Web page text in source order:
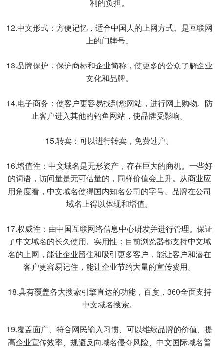
利的负担。
12.中文形式：方便记忆，适合中国人的上网方式。是互联网
上的门牌号。
13.品牌保护：保护商标和企业简称，使更多的公众了解企业
文化和品牌。
14.电子商务：使客户更容易找到您网站，进行网上购物。防
止客户进入其他的钓鱼网站，使品牌受影响。
15.转卖：可以进行转卖，免费过户。
16.增值性：中文域名是无形资产，存在巨大的商机。一些好
的词语，访问量是无可估量的，同样价值会上升。从商业应
用角度看，中文域名使得国内知名公司的字号、品牌在公司
域名上得以体现和增值。
17.权威性：由中国互联网络信息中心研发并进行管理。保证
了中文域名的长久使用。实用性：目前浏览器都支持中文域
名的上网，能让企业留住和吸引更多客户，能让客户和潜在
客户更容易记住，能让企业节约大量的宣传费用。
18.具有覆盖各大搜索引擎直达的功能，百度，360全面支持
中文域名搜索。
19.覆盖面广、符合网民输入习惯、可以维续品牌的价值、提
高企业宣传效率、规避反向域名侵夺风险、中文国际域名普